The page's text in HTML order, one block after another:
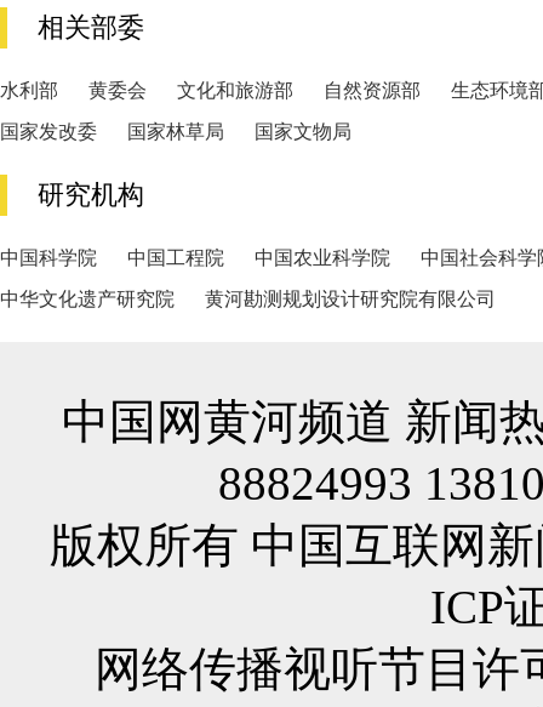
相关部委
水利部 黄委会 文化和旅游部 自然资源部
生态环境
国家发改委
国家林草局 国家文物局
研究机构
中国科学院 中国工程院 中国农业科学院
中国社会科学
中华文化遗产研究院
黄河勘测规划设计研究院有限公司
中国网黄河频道 新闻
88824993
版权所有 中国互联网
ICP
网络传播视听节目许